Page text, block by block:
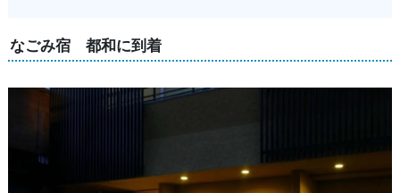
なごみ宿 都和に到着